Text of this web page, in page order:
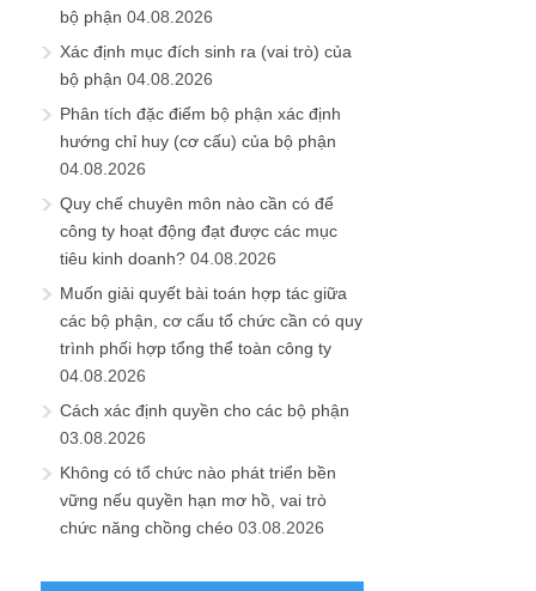
bộ phận 04.08.2026
Xác định mục đích sinh ra (vai trò) của
bộ phận 04.08.2026
Phân tích đặc điểm bộ phận xác định
hướng chỉ huy (cơ cấu) của bộ phận
04.08.2026
Quy chế chuyên môn nào cần có để
công ty hoạt động đạt được các mục
tiêu kinh doanh? 04.08.2026
Muốn giải quyết bài toán hợp tác giữa
các bộ phận, cơ cấu tổ chức cần có quy
trình phối hợp tổng thể toàn công ty
04.08.2026
Cách xác định quyền cho các bộ phận
03.08.2026
Không có tổ chức nào phát triển bền
vững nếu quyền hạn mơ hồ, vai trò
chức năng chồng chéo 03.08.2026